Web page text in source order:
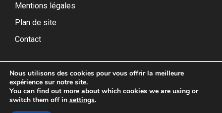
Mentions légales
Plan de site
Contact
Nous utilisons des cookies pour vous offrir la meilleure
expérience sur notre site.
You can find out more about which cookies we are using or
switch them off in settings.